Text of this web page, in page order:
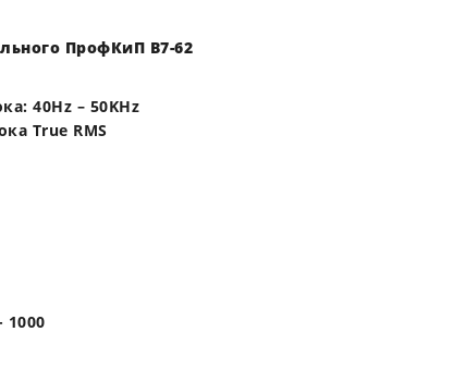
ПрофКиП В7-62
40Hz – 50KHz
True RMS
1000